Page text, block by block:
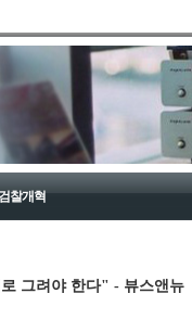
찰개혁
그려야 한다" - 뷰스앤뉴